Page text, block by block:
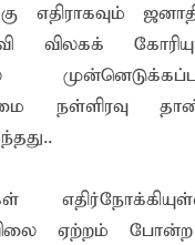
எதிராகவும்
விலகக்
நள்ளிரவு
ஏற்றம் போன்ற